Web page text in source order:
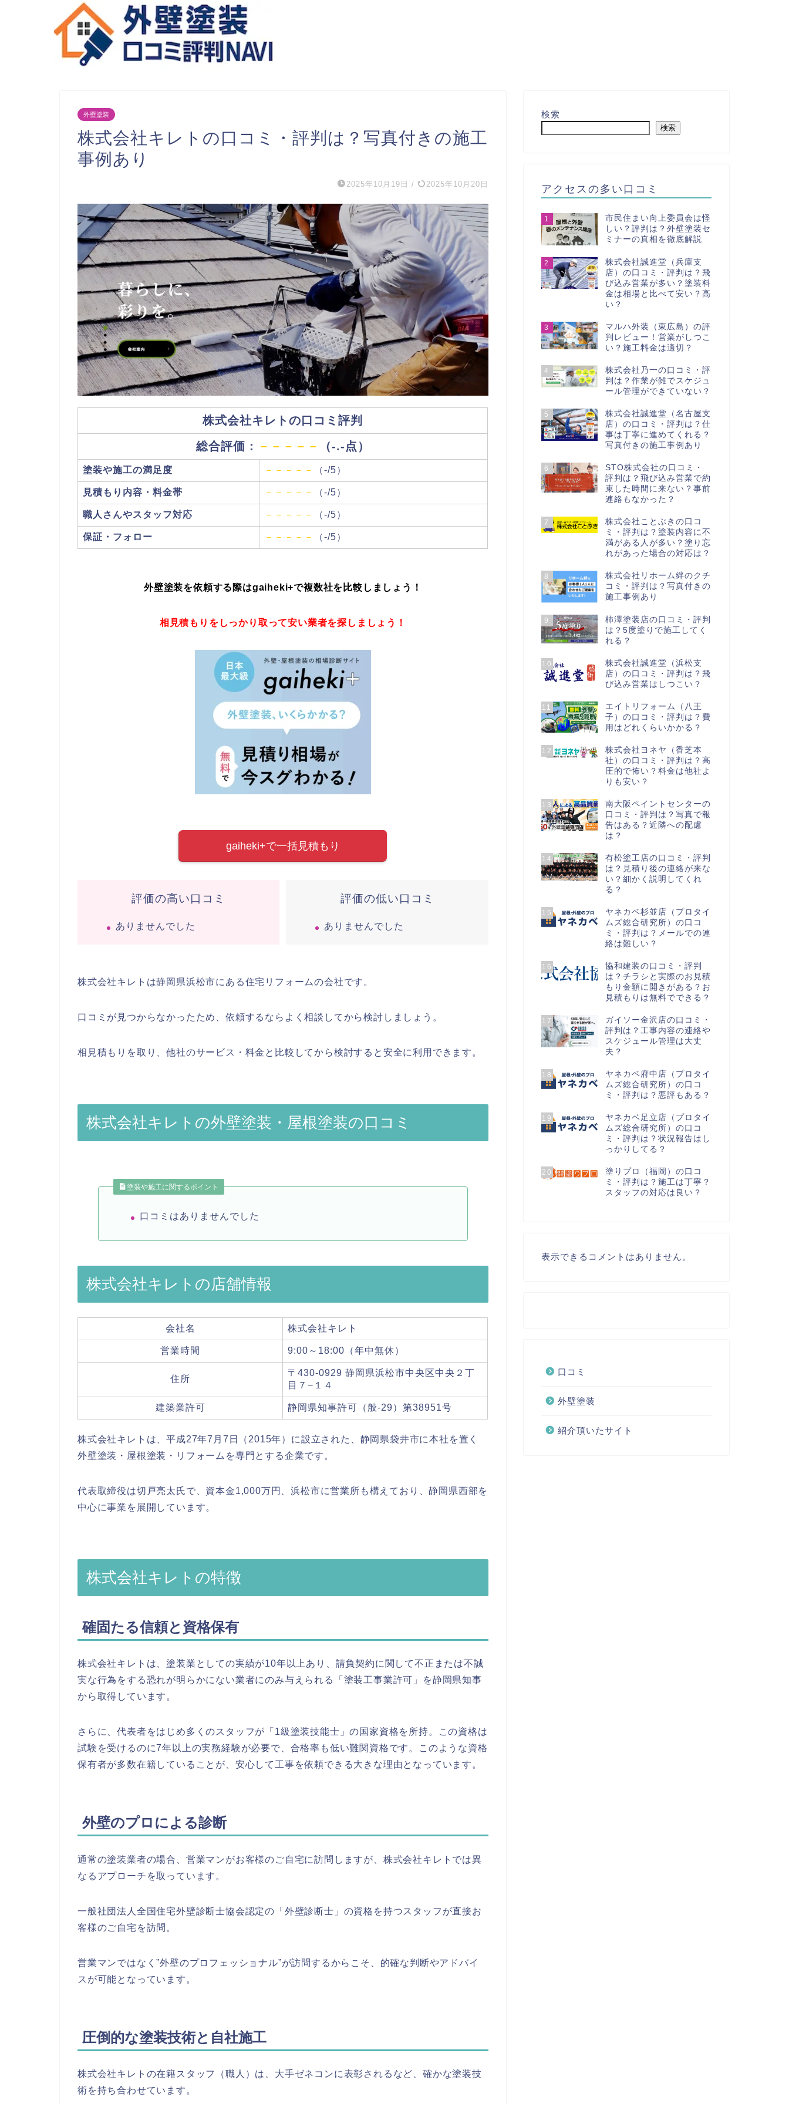
外壁塗装
株式会社キレトの口コミ・評判は？写真付きの施工
事例あり
2025年10月19日 / 2025年10月20日
株式会社キレトの口コミ評判
総合評価：
－－－－－ （-.-点）
塗装や施工の満足度 －－－－－ （-/5）
見積もり内容・料金帯 －－－－－ （-/5）
職人さんやスタッフ対応 －－－－－ （-/5）
保証・フォロー －－－－－ （-/5）
外壁塗装を依頼する際はgaiheki+で複数社を比較しましょう！
相見積もりをしっかり取って安い業者を探しましょう！
gaiheki+で一括見積もり
評価の高い口コミ
ありませんでした
評価の低い口コミ
ありませんでした
株式会社キレトは静岡県浜松市にある住宅リフォームの会社です。
口コミが見つからなかったため、依頼するならよく相談してから検討しましょう。
相見積もりを取り、他社のサービス・料金と比較してから検討すると安全に利用できます。
株式会社キレトの外壁塗装・屋根塗装の口コミ
塗装や施工に関するポイント
口コミはありませんでした
株式会社キレトの店舗情報
会社名 株式会社キレト
営業時間 9:00～18:00（年中無休）
住所
〒430-0929 静岡県浜松市中央区中央２丁
目７−１４
建築業許可 静岡県知事許可（般-29）第38951号
株式会社キレトは、平成27年7月7日（2015年）に設立された、静岡県袋井市に本社を置く
外壁塗装・屋根塗装・リフォームを専門とする企業です。
代表取締役は切戸亮太氏で、資本金1,000万円、浜松市に営業所も構えており、静岡県西部を
中心に事業を展開しています。
株式会社キレトの特徴
確固たる信頼と資格保有
株式会社キレトは、塗装業としての実績が10年以上あり、請負契約に関して不正または不誠
実な行為をする恐れが明らかにない業者にのみ与えられる「塗装工事業許可」を静岡県知事
から取得しています。
さらに、代表者をはじめ多くのスタッフが「1級塗装技能士」の国家資格を所持。この資格は
試験を受けるのに7年以上の実務経験が必要で、合格率も低い難関資格です。このような資格
保有者が多数在籍していることが、安心して工事を依頼できる大きな理由となっています。
外壁のプロによる診断
通常の塗装業者の場合、営業マンがお客様のご自宅に訪問しますが、株式会社キレトでは異
なるアプローチを取っています。
一般社団法人全国住宅外壁診断士協会認定の「外壁診断士」の資格を持つスタッフが直接お
客様のご自宅を訪問。
営業マンではなく”外壁のプロフェッショナル”が訪問するからこそ、的確な判断やアドバイ
スが可能となっています。
圧倒的な塗装技術と自社施工
株式会社キレトの在籍スタッフ（職人）は、大手ゼネコンに表彰されるなど、確かな塗装技
術を持ち合わせています。
検索
検索
アクセスの多い口コミ
1
市民住まい向上委員会は怪
しい？評判は？外壁塗装セ
ミナーの真相を徹底解説
2
株式会社誠進堂（兵庫支
店）の口コミ・評判は？飛
び込み営業が多い？塗装料
金は相場と比べて安い？高
い？
3
マルハ外装（東広島）の評
判レビュー！営業がしつこ
い？施工料金は適切？
4
株式会社乃一の口コミ・評
判は？作業が雑でスケジュ
ール管理ができていない？
5
株式会社誠進堂（名古屋支
店）の口コミ・評判は？仕
事は丁寧に進めてくれる？
写真付きの施工事例あり
6
STO株式会社の口コミ・
評判は？飛び込み営業で約
束した時間に来ない？事前
連絡もなかった？
7
株式会社ことぶきの口コ
ミ・評判は？塗装内容に不
満がある人が多い？塗り忘
れがあった場合の対応は？
8
株式会社リホーム絆のクチ
コミ・評判は？写真付きの
施工事例あり
9
柿澤塗装店の口コミ・評判
は？5度塗りで施工してく
れる？
10
株式会社誠進堂（浜松支
店）の口コミ・評判は？飛
び込み営業はしつこい？
11
エイトリフォーム（八王
子）の口コミ・評判は？費
用はどれくらいかかる？
12
株式会社ヨネヤ（香芝本
社）の口コミ・評判は？高
圧的で怖い？料金は他社よ
りも安い？
13
南大阪ペイントセンターの
口コミ・評判は？写真で報
告はある？近隣への配慮
は？
14
有松塗工店の口コミ・評判
は？見積り後の連絡が来な
い？細かく説明してくれ
る？
15
ヤネカベ杉並店（プロタイ
ムズ総合研究所）の口コ
ミ・評判は？メールでの連
絡は難しい？
16
協和建装の口コミ・評判
は？チラシと実際のお見積
もり金額に開きがある？お
見積もりは無料でできる？
17
ガイソー金沢店の口コミ・
評判は？工事内容の連絡や
スケジュール管理は大丈
夫？
18
ヤネカベ府中店（プロタイ
ムズ総合研究所）の口コ
ミ・評判は？悪評もある？
19
ヤネカベ足立店（プロタイ
ムズ総合研究所）の口コ
ミ・評判は？状況報告はし
っかりしてる？
20
塗りプロ（福岡）の口コ
ミ・評判は？施工は丁寧？
スタッフの対応は良い？
表示できるコメントはありません。
口コミ
外壁塗装
紹介頂いたサイト